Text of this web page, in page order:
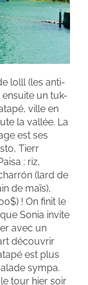
lolll (les anti-
un tuk-
ville en
la vallée. La
est ses
Tierr
: riz,
(lard de
de maïs),
! On finit le
Sonia invite
avec un
découvrir
est plus
sympa.
tour hier soir